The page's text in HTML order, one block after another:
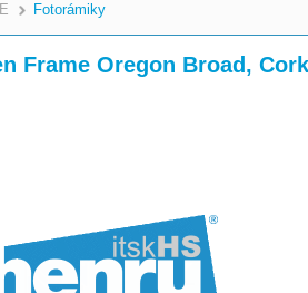
>
Fotorámiky
Frame Oregon Broad,